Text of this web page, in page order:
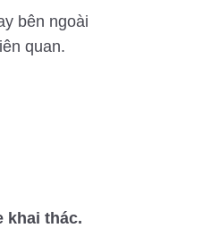
bên ngoài
quan.
khai thác.